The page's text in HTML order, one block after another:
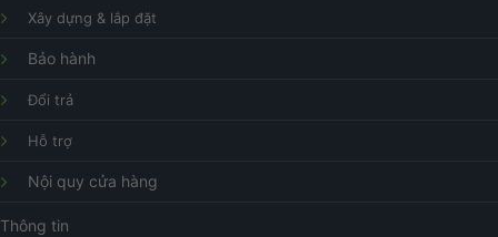
Xây dựng & lắp đặt
Bảo hành
Đổi trả
Hỗ trợ
Nội quy cửa hàng
Thông tin